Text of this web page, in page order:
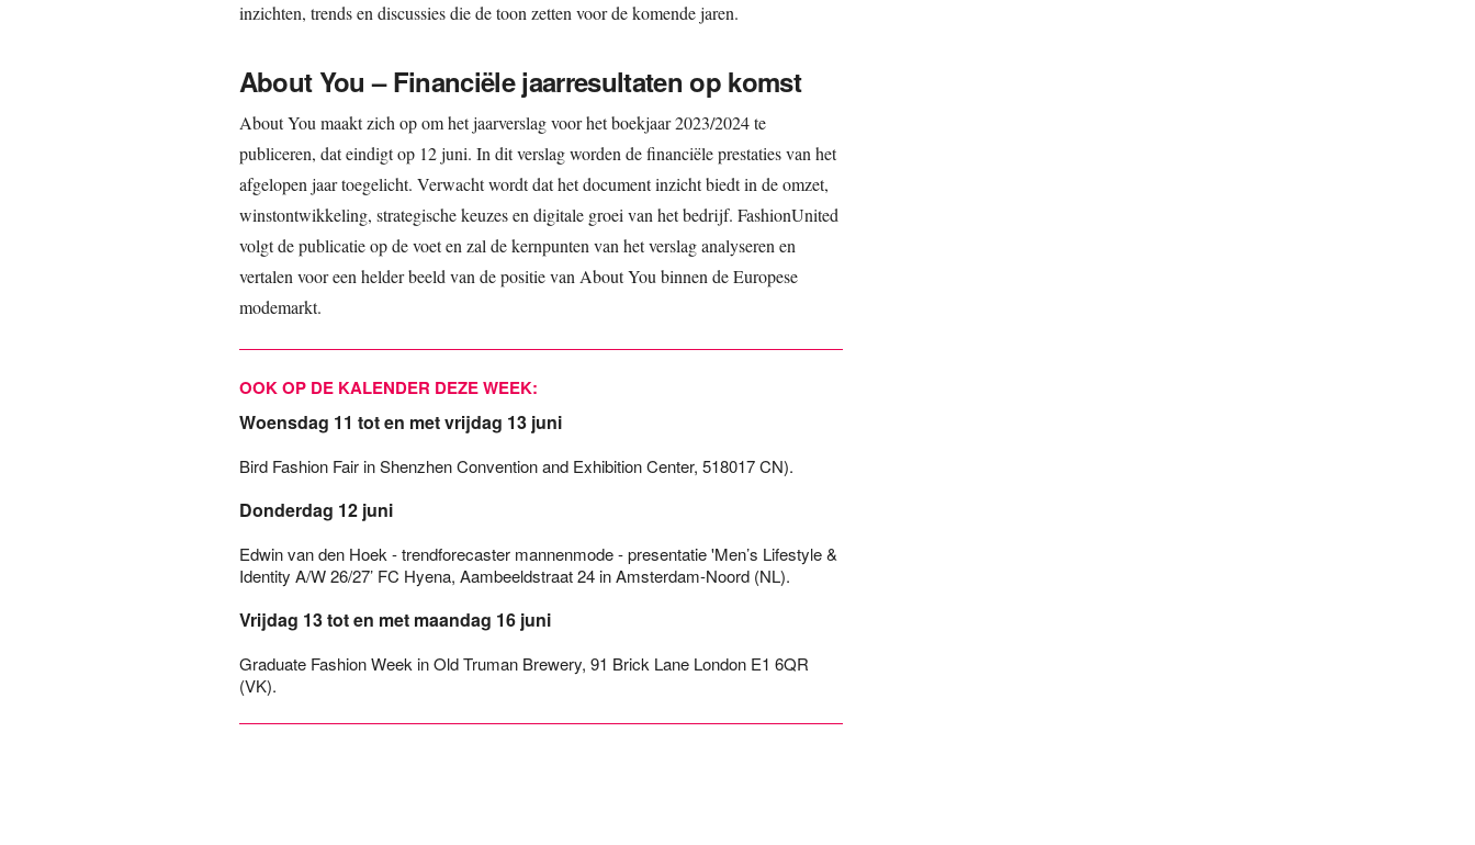
inzichten, trends en discussies die de toon zetten voor de komende jaren.
About You – Financiële jaarresultaten op komst
About You maakt zich op om het jaarverslag voor het boekjaar 2023/2024 te
publiceren, dat eindigt op 12 juni. In dit verslag worden de financiële prestaties van het
afgelopen jaar toegelicht. Verwacht wordt dat het document inzicht biedt in de omzet,
winstontwikkeling, strategische keuzes en digitale groei van het bedrijf. FashionUnited
volgt de publicatie op de voet en zal de kernpunten van het verslag analyseren en
vertalen voor een helder beeld van de positie van About You binnen de Europese
modemarkt.
OOK OP DE KALENDER DEZE WEEK:
Woensdag 11 tot en met vrijdag 13 juni
Bird Fashion Fair in Shenzhen Convention and Exhibition Center, 518017 CN).
Donderdag 12 juni
Edwin van den Hoek - trendforecaster mannenmode - presentatie 'Men’s Lifestyle &
Identity A/W 26/27’ FC Hyena, Aambeeldstraat 24 in Amsterdam-Noord (NL).
Vrijdag 13 tot en met maandag 16 juni
Graduate Fashion Week in Old Truman Brewery, 91 Brick Lane London E1 6QR
(VK).